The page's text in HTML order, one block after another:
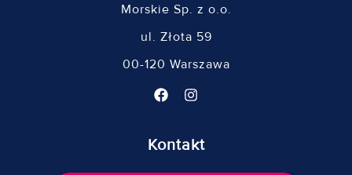
Morskie Sp. z o.o.
ul. Złota 59
00-120 Warszawa
Kontakt